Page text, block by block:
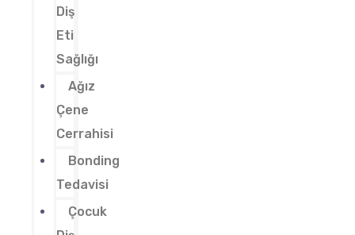
Diş
Eti
Sağlığı
Ağız
Çene
Cerrahisi
Bonding
Tedavisi
Çocuk